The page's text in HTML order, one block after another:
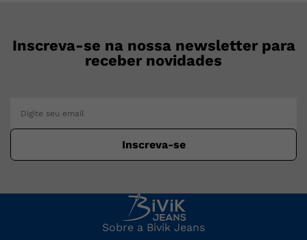
Inscreva-se na nossa newsletter para
receber novidades
Inscreva-se
Sobre a Bivik Jeans